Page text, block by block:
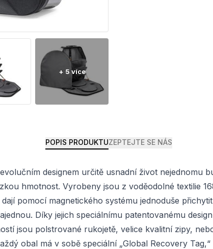
POPIS PRODUKTUZEPTEJTE SE NÁS
designem určitě usnadní život nejednomu
hmotnost. Vyrobeny jsou z voděodolné textilie
pomocí magnetického systému jednoduše
Díky jejich speciálnímu patentovanému
jsou polstrované rukojetě, velice kvalitní zipy,
obal má v sobě speciální „Global Recovery